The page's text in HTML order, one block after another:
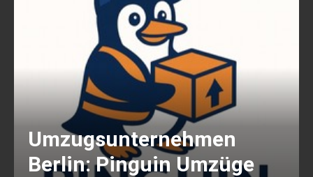
Umzugsunternehmen
Berlin: Pinguin Umzüge